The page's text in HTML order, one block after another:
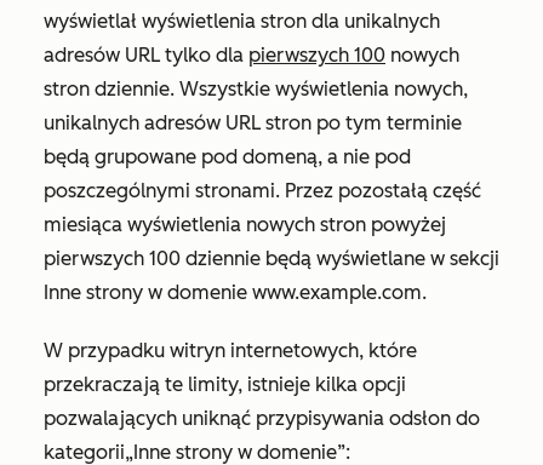
wyświetlał wyświetlenia stron dla unikalnych
adresów URL tylko dla pierwszych 100 nowych
stron dziennie. Wszystkie wyświetlenia nowych,
unikalnych adresów URL stron po tym terminie
będą grupowane pod domeną, a nie pod
poszczególnymi stronami. Przez pozostałą część
miesiąca wyświetlenia nowych stron powyżej
pierwszych 100 dziennie będą wyświetlane w sekcji
Inne strony w domenie www.example.com.
W przypadku witryn internetowych, które
przekraczają te limity, istnieje kilka opcji
pozwalających uniknąć przypisywania odsłon do
kategorii„Inne strony w domenie”: